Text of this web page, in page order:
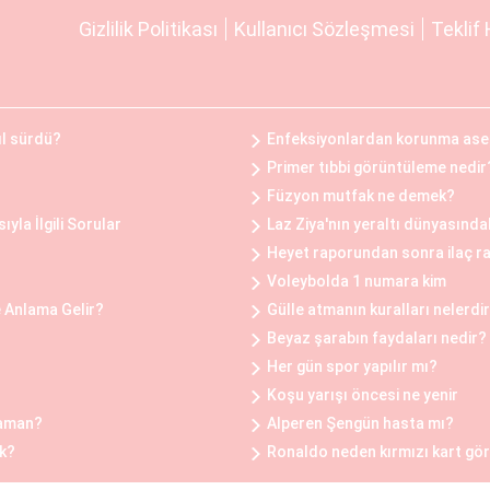
göğüs dokusunun ve yağın çıkarılması ile
hafifletmek, postürü düzeltmek ve günlük yaşam
ve Sonrası
ve sonrasında belirli adımlar takip edilir.
belirlenir ve uygun bir planlama yapılır.
belirli bir süre doktorun önerdiği yönergeleri takip
olarak deneyimleyebilmesi için doktorun önerilerine
bağlı olarak değişiklik gösterir. Bu faktörler
beklentileri yer alır. Bu nedenle, göğüs estetiği
operasyonun kapsamı ve kullanılan malzemeler de
Gizlilik Politikası Kullanıcı Sözleşmesi Teklif
sürdü?
Enfeksiyonlardan korunma
Primer tıbbi görüntüleme
Füzyon mutfak ne demek?
İlgili Sorular
Laz Ziya'nın yeraltı
Heyet raporundan sonra ilaç
Voleybolda 1 numara kim
Anlama Gelir?
Gülle atmanın kuralları nelerdir
Beyaz şarabın faydaları nedir?
Her gün spor yapılır mı?
Koşu yarışı öncesi ne yenir
Alperen Şengün hasta mı?
Ronaldo neden kırmızı kart